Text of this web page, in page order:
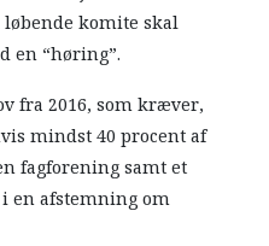
løbende komite skal
en “høring”.
fra 2016, som kræver,
mindst 40 procent af
fagforening samt et
en afstemning om